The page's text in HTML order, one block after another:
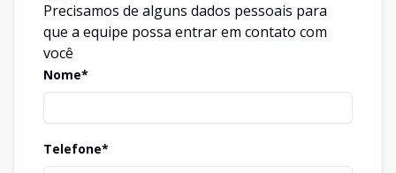
Precisamos de alguns dados pessoais para
que a equipe possa entrar em contato com
você
Nome*
Telefone*